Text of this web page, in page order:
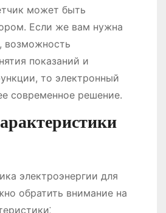
может быть
Если же вам нужна
возможность
показаний и
то электронный
современное решение.
электроэнергии для
обратить внимание на